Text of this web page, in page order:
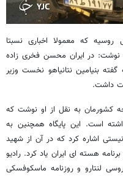
روسیه که معمولا اخباری نسبتا
نوشت: در ایران محسن فخری زاده
بنیامین نتانیاهو نخست وزیر
داشت.
کشورمان به نقل از او نوشت که
است. این پایگاه همچنین به
صهیونیستی اشاره کرد که در آن از شهید
هسته ای ایران یاد کرد. رادیو
لنتارو و روزنامه ماسکوفسکی